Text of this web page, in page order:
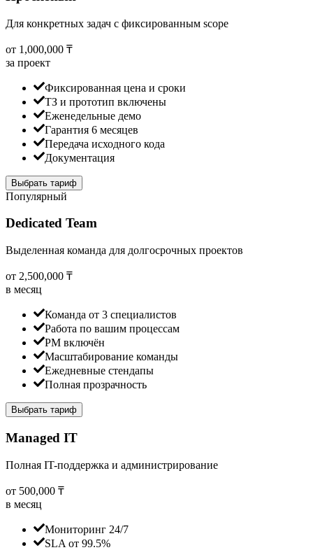
Для конкретных задач с фиксированным scope
от 1,000,000 ₸
за проект
Фиксированная цена и сроки
ТЗ и прототип включены
Еженедельные демо
Гарантия 6 месяцев
Передача исходного кода
Документация
Выбрать тариф
Популярный
Dedicated Team
Выделенная команда для долгосрочных проектов
от 2,500,000 ₸
в месяц
Команда от 3 специалистов
Работа по вашим процессам
PM включён
Масштабирование команды
Ежедневные стендапы
Полная прозрачность
Выбрать тариф
Managed IT
Полная IT-поддержка и администрирование
от 500,000 ₸
в месяц
Мониторинг 24/7
SLA от 99.5%